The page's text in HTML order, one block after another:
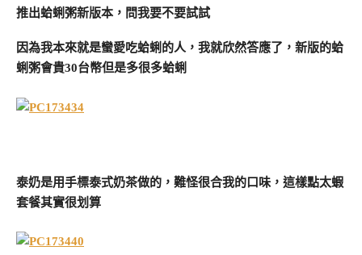
推出蛤蜊粥新版本，問我要不要試試
因為我本來就是蠻愛吃蛤蜊的人，我就欣然答應了，新版的蛤
蜊粥會貴30台幣但是多很多蛤蜊
泰奶是用手標泰式奶茶做的，難怪很合我的口味，這樣點太蝦
套餐其實很划算